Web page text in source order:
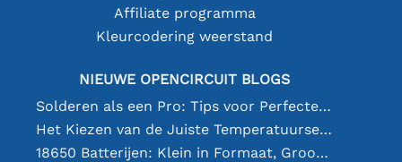
Affiliate programma
Kleurcodering weerstand
NIEUWE OPENCIRCUIT BLOGS
Solderen als een Pro: Tips voor Perfecte Elektronische Verbindingen
Het Kiezen van de Juiste Temperatuursensor [youtube]
18650 Batterijen: Klein in Formaat, Groot in Prestatie